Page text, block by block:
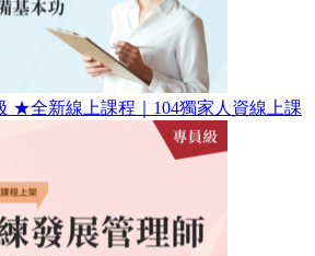
★全新線上課程｜104獨家人資線上課